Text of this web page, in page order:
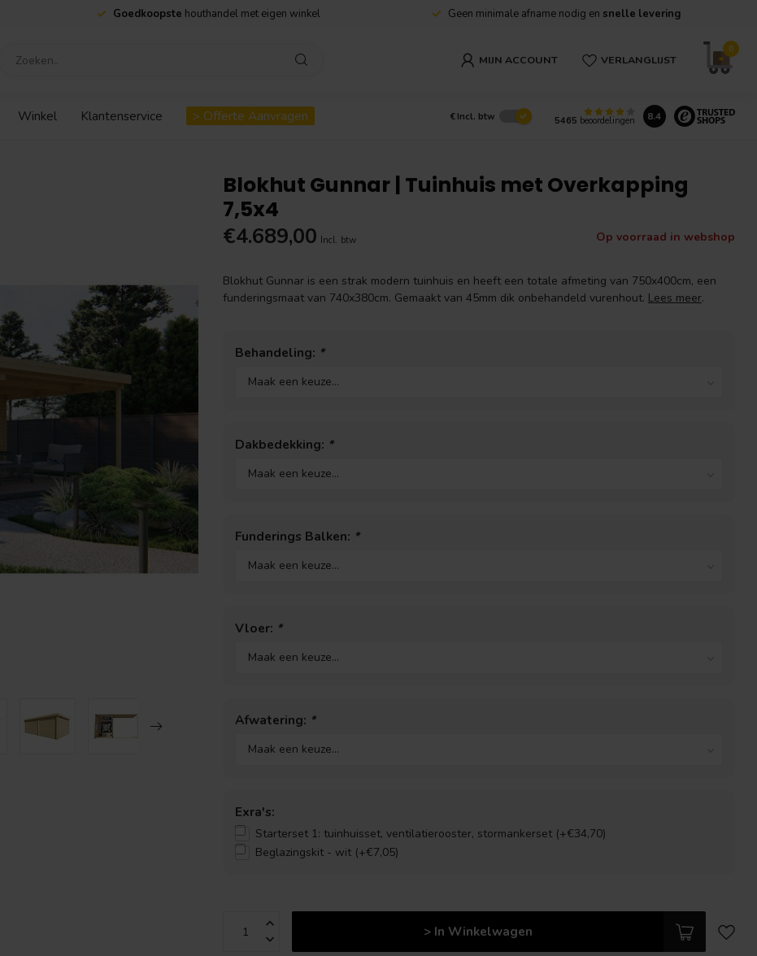
Geen minimale afname nodig ensnelle levering Grote voorraad in de winkel direct af te halen
MIJN ACCOUNT VERLANGLIJST
0
Winkel Klantenservice > Offerte Aanvragen € Incl. btw 5465 beoordelingen 8.4
Blokhut Gunnar | Tuinhuis met Overkapping
7,5x4
€4.689,00 Incl. btw Op voorraad in webshop
Blokhut Gunnar is een strak modern tuinhuis en heeft een totale afmeting van 750x400cm, een
funderingsmaat van 740x380cm. Gemaakt van 45mm dik onbehandeld vurenhout. Lees meer.
Behandeling: *
Dakbedekking: *
Funderings Balken: *
Vloer: *
Afwatering: *
Exra's:
Starterset 1: tuinhuisset, ventilatierooster, stormankerset (+€34,70)
Beglazingskit - wit (+€7,05)
> In Winkelwagen